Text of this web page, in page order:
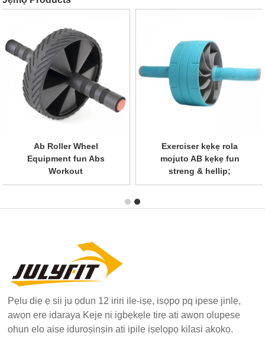
Ab Roller Wheel
Equipment fun Abs
Workout
Awọn kẹkẹ adaṣe ikẹkọ
agbara ọjọgbọn pẹlu ...
Pẹlu diẹ ẹ sii ju ọdun 12 iriri ile-iṣẹ, isọpọ pq ipese jinlẹ,
awọn ere idaraya Keje ni igbẹkẹle tirẹ ati awọn olupese
ohun elo aise iduroṣinṣin ati ipilẹ iṣelọpọ kilasi akọkọ.